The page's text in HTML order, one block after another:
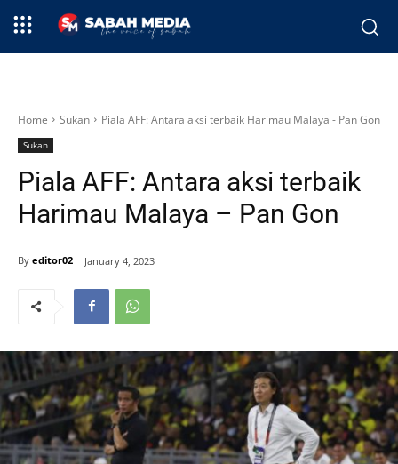
Home Sukan Piala AFF: Antara aksi terbaik Harimau Malaya - Pan Gon
Sukan
Piala AFF: Antara aksi terbaik
Harimau Malaya – Pan Gon
By editor02 January 4, 2023